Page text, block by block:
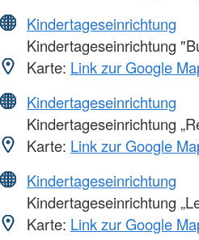
Kindertageseinrichtung
Kindertageseinrichtung
Karte: Link zur Google
Kindertageseinrichtung
Kindertageseinrichtung
Karte: Link zur Google
Kindertageseinrichtung
Kindertageseinrichtung
Karte: Link zur Google